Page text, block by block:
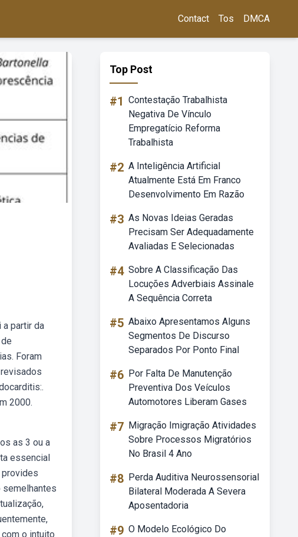
Contact Tos DMCA
partir da
Foram
2000.
as 3 ou a
essencial
o intuito
Top Post
#1 Contestação Trabalhista
Negativa De Vínculo
Empregatício Reforma
Trabalhista
#2 A Inteligência Artificial
Atualmente Está Em Franco
Desenvolvimento Em Razão
#3 As Novas Ideias Geradas
Precisam Ser Adequadamente
Avaliadas E Selecionadas
#4 Sobre A Classificação Das
Locuções Adverbiais Assinale
A Sequência Correta
#5 Abaixo Apresentamos Alguns
Segmentos De Discurso
Separados Por Ponto Final
#6 Por Falta De Manutenção
Preventiva Dos Veículos
Automotores Liberam Gases
#7 Migração Imigração Atividades
Sobre Processos Migratórios
No Brasil 4 Ano
#8 Perda Auditiva Neurossensorial
Bilateral Moderada A Severa
Aposentadoria
#9 O Modelo Ecológico Do